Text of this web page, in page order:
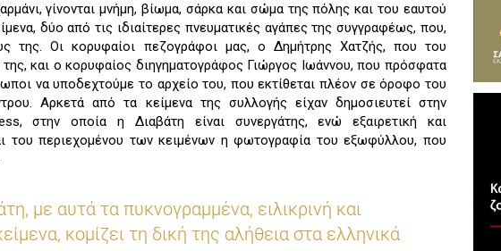
γίνονται μνήμη, βίωμα, σάρκα και σώμα της πόλης και του εαυτού
δύο από τις ιδιαίτερες πνευματικές αγάπες της συγγραφέως, που,
της. Οι κορυφαίοι πεζογράφοι μας, ο Δημήτρης Χατζής, που του
και ο κορυφαίος διηγηματογράφος Γιώργος Ιωάννου, που πρόσφατα
να υποδεχτούμε το αρχείο του, που εκτίθεται πλέον σε όροφο του
Αρκετά από τα κείμενα της συλλογής είχαν δημοσιευτεί στην
στην οποία η Διαβάτη είναι συνεργάτης, ενώ εξαιρετική και
του περιεχομένου των κειμένων η φωτογραφία του εξωφύλλου, που
με αυτά τα πυκνογραμμένα, ειλικρινή και
κομίζει τη δική της αλήθεια στα ελληνικά